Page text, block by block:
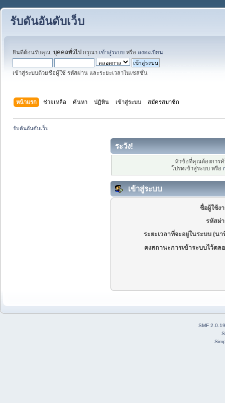
รับดันอันดับเว็บ
ยินดีต้อนรับคุณ, บุคคลทั่วไป กรุณา เข้าสู่ระบบ หรือ ลงทะเบียน
เข้าสู่ระบบด้วยชื่อผู้ใช้ รหัสผ่าน และระยะเวลาในเซสชั่น
หน้าแรก ช่วยเหลือ ค้นหา ปฏิทิน เข้าสู่ระบบ สมัครสมาชิก
รับดันอันดับเว็บ
ระวัง!
หัวข้อที่คุณต้องการ
โปรดเข้าสู่ระบบ หรือ
เข้าสู่ระบบ
ชื่อผู้ใช้ง
รหัสผ่
ระยะเวลาที่จะอยู่ในระบบ (นา
คงสถานะการเข้าระบบไว้ตล
SMF 2.0.19